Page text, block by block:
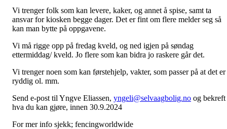
Vi trenger folk som kan levere, kaker, og annet å spise, samt ta
ansvar for kiosken begge dager. Det er fint om flere melder seg så
kan man bytte på oppgavene.
Vi må rigge opp på fredag kveld, og ned igjen på søndag
ettermiddag/ kveld. Jo flere som kan bidra jo raskere går det.
Vi trenger noen som kan førstehjelp, vakter, som passer på at det er
ryddig ol. mm.
Send e-post til Yngve Eliassen, yngeli@selvaagbolig.no og bekreft
hva du kan gjøre, innen 30.9.2024
For mer info sjekk; fencingworldwide